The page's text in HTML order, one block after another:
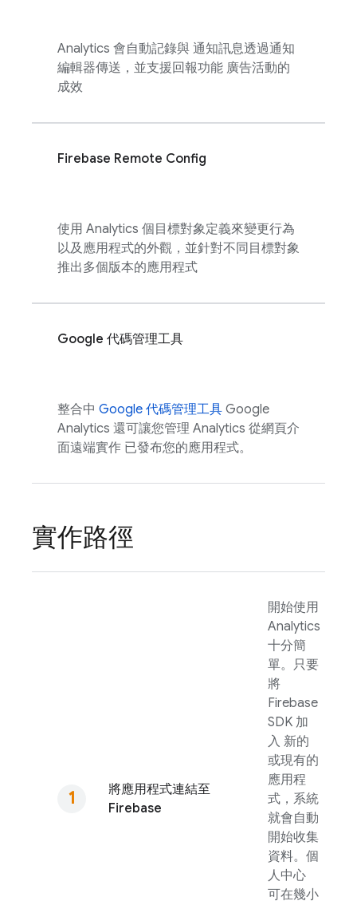
Analytics 會自動記錄與 通知訊息透過通知
編輯器傳送，並支援回報功能 廣告活動的
成效
Firebase Remote Config
使用 Analytics 個目標對象定義來變更行為
以及應用程式的外觀，並針對不同目標對象
推出多個版本的應用程式
Google 代碼管理工具
整合中 Google 代碼管理工具 Google
Analytics 還可讓您管理 Analytics 從網頁介
面遠端實作 已發布您的應用程式。
實作路徑
將應用程式連結至
Firebase
開始使用
Analytics
十分簡
單。只要
將
Firebase
SDK 加
入 新的
或現有的
應用程
式，系統
就會自動
開始收集
資料。個
人中心
可在幾小